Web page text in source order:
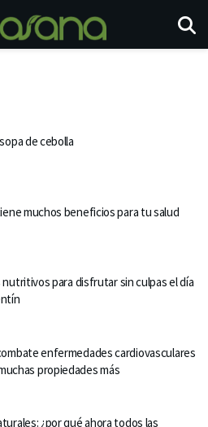
de cebolla
muchos beneficios para tu salud
nutritivos para disfrutar sin culpas el día
enfermedades cardiovasculares
propiedades más
¿por qué ahora todos las